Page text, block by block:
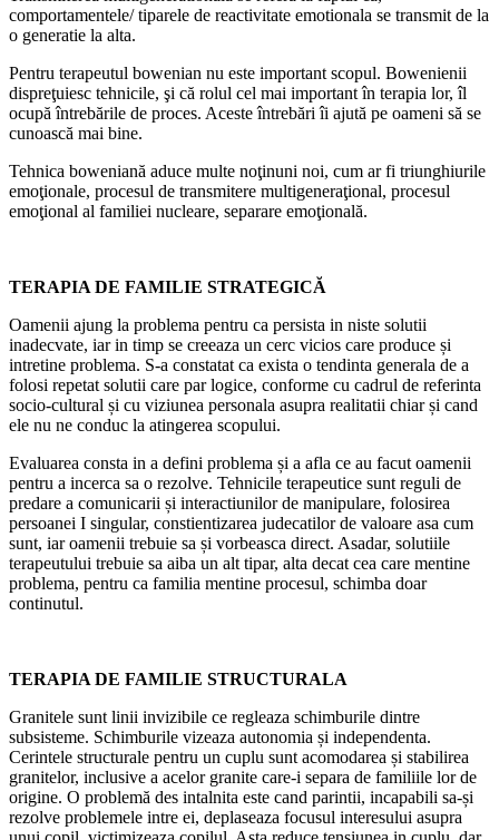
comportamentele/ tiparele de reactivitate emotionala se transmit de la
o generatie la alta.
Pentru terapeutul bowenian nu este important scopul. Bowenienii
dispreţuiesc tehnicile, şi că rolul cel mai important în terapia lor, îl
ocupă întrebările de proces. Aceste întrebări îi ajută pe oameni să se
cunoască mai bine.
Tehnica boweniană aduce multe noţinuni noi, cum ar fi triunghiurile
emoţionale, procesul de transmitere multigeneraţional, procesul
emoţional al familiei nucleare, separare emoţională.
TERAPIA DE FAMILIE STRATEGICĂ
Oamenii ajung la problema pentru ca persista in niste solutii
inadecvate, iar in timp se creeaza un cerc vicios care produce și
intretine problema. S-a constatat ca exista o tendinta generala de a
folosi repetat solutii care par logice, conforme cu cadrul de referinta
socio-cultural și cu viziunea personala asupra realitatii chiar și cand
ele nu ne conduc la atingerea scopului.
Evaluarea consta in a defini problema și a afla ce au facut oamenii
pentru a incerca sa o rezolve. Tehnicile terapeutice sunt reguli de
predare a comunicarii și interactiunilor de manipulare, folosirea
persoanei I singular, constientizarea judecatilor de valoare asa cum
sunt, iar oamenii trebuie sa și vorbeasca direct. Asadar, solutiile
terapeutului trebuie sa aiba un alt tipar, alta decat cea care mentine
problema, pentru ca familia mentine procesul, schimba doar
continutul.
TERAPIA DE FAMILIE STRUCTURALA
Granitele sunt linii invizibile ce regleaza schimburile dintre
subsisteme. Schimburile vizeaza autonomia și independenta.
Cerintele structurale pentru un cuplu sunt acomodarea și stabilirea
granitelor, inclusive a acelor granite care-i separa de familiile lor de
origine. O problemă des intalnita este cand parintii, incapabili sa-și
rezolve problemele intre ei, deplaseaza focusul interesului asupra